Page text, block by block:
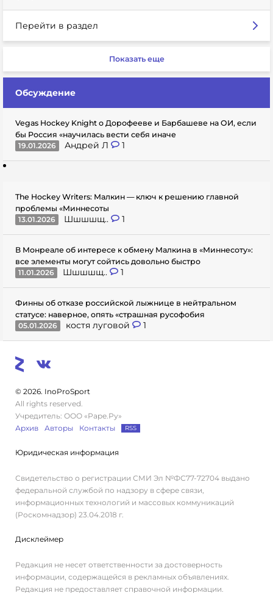
Перейти в раздел
Показать еще
Обсуждение
Vegas Hockey Knight о Дорофееве и Барбашеве на ОИ, если
бы Россия «научилась вести себя иначе
19.01.2026
Андрей Л 1
The Hockey Writers: Малкин — ключ к решению главной
проблемы «Миннесоты
13.01.2026
Шшшшщ.. 1
В Монреале об интересе к обмену Малкина в «Миннесоту»:
все элементы могут сойтись довольно быстро
11.01.2026
Шшшшщ.. 1
Финны об отказе российской лыжнице в нейтральном
статусе: наверное, опять «страшная русофобия
05.01.2026
костя луговой 1
© 2026. InoProSport
All rights reserved.
Учредитель: ООО «Раре.Ру»
Архив
Авторы Контакты RSS
Юридическая информация
Свидетельство о регистрации СМИ Эл №ФС77-72704 выдано
федеральной службой по надзору в сфере связи,
информационных технологий и массовых коммуникаций
(Роскомнадзор) 23.04.2018 г.
Дисклеймер
Редакция не несет ответственности за достоверность
информации, содержащейся в рекламных объявлениях.
Редакция не предоставляет справочной информации.